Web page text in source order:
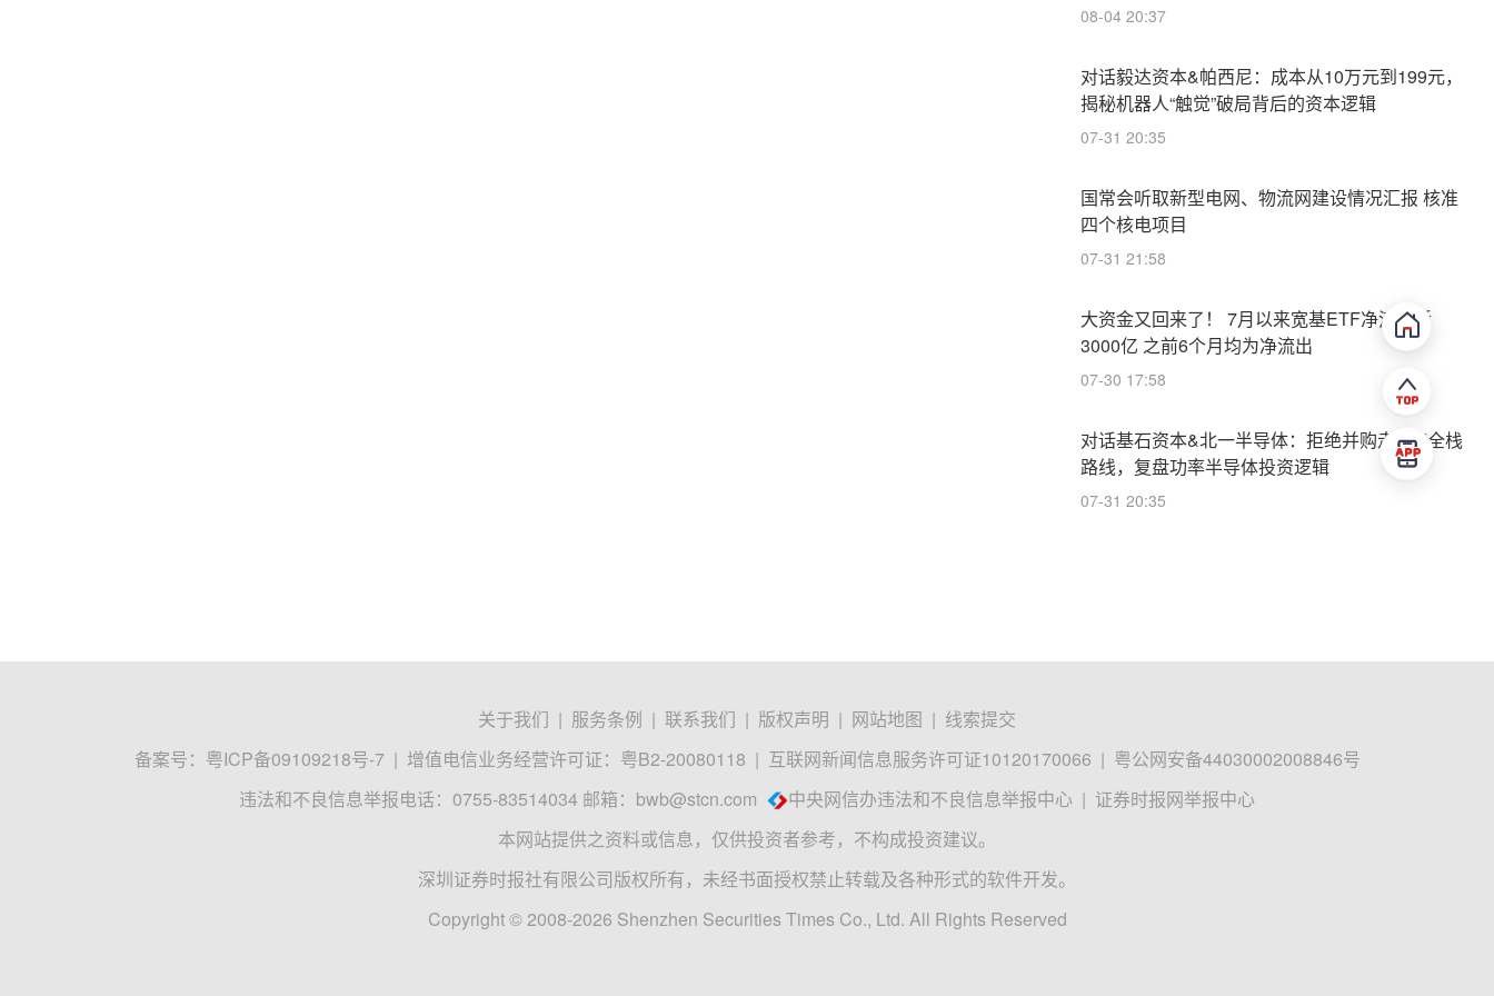
08-04 20:37
对话毅达资本&帕西尼：成本从10万元到199元，
揭秘机器人“触觉”破局背后的资本逻辑
07-31 20:35
国常会听取新型电网、物流网建设情况汇报 核准
四个核电项目
07-31 21:58
大资金又回来了！ 7月以来宽基ETF净流入近
3000亿 之前6个月均为净流出
07-30 17:58
对话基石资本&北一半导体：拒绝并购走IDM全栈
路线，复盘功率半导体投资逻辑
07-31 20:35
关于我们 | 服务条例 | 联系我们 | 版权声明 | 网站地图 | 线索提交
备案号： 粤ICP备09109218号-7 | 增值电信业务经营许可证：粤B2-20080118 | 互联网新闻信息服务许可证10120170066 | 粤公网安备44030002008846号
违法和不良信息举报电话：0755-83514034 邮箱： bwb@stcn.com 中央网信办违法和不良信息举报中心 | 证券时报网举报中心
本网站提供之资料或信息，仅供投资者参考，不构成投资建议。
深圳证券时报社有限公司版权所有，未经书面授权禁止转载及各种形式的软件开发。
Copyright © 2008-2026 Shenzhen Securities Times Co., Ltd. All Rights Reserved